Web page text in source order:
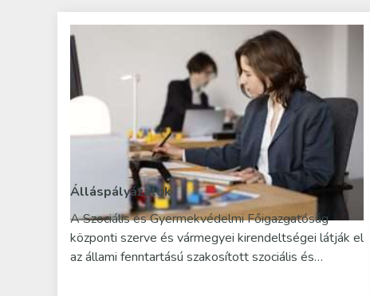
Álláspályázatok
A Szociális és Gyermekvédelmi Főigazgatóság
központi szerve és vármegyei kirendeltségei látják el
az állami fenntartású szakosított szociális és…